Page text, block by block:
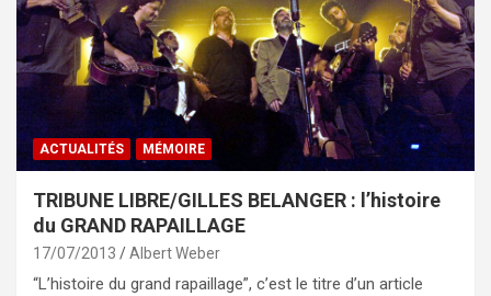
ACTUALITÉS MÉMOIRE
TRIBUNE LIBRE/GILLES BELANGER : l’histoire
du GRAND RAPAILLAGE
17/07/2013 Albert Weber
“L’histoire du grand rapaillage”, c’est le titre d’un article